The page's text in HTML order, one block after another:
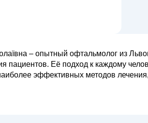
– опытный офтальмолог из
пациентов. Её подход к каждому
эффективных методов